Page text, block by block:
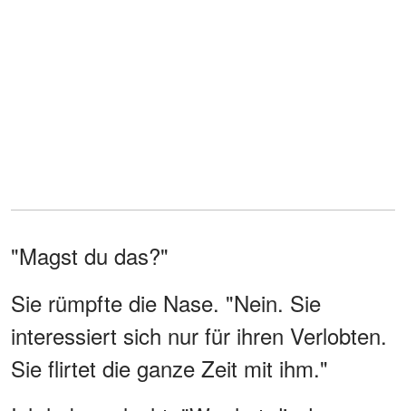
"Magst du das?"
Sie rümpfte die Nase. "Nein. Sie
interessiert sich nur für ihren Verlobten.
Sie flirtet die ganze Zeit mit ihm."